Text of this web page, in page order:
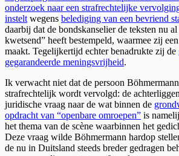
onderzoek naar een strafrechtelijke
instelt wegens belediging van een bevriend
daarbij dat de bondskanselier de teksten nu
kwetsend” heeft bestempeld, waarmee zij
maakt. Tegelijkertijd echter benadrukte zij de
gegarandeerde meningsvrijheid.
Ik verwacht niet dat de persoon
strafrechtelijk wordt vervolgd: de
juridische vraag naar de wat binnen de
opdracht van “openbare omroepen” is
het thema van de scène waarbinnen het
Deze vraag wilde Böhmermann hardop
de nu in Duitsland steeds breder gedragen